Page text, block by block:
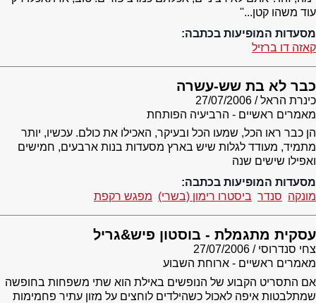
עוד משהו קטן...''
מסעדות המופיעות בכתבה:
קאזה דו ברזיל
כבר לא בת שש-עשרה
כינרת הראל
27/07/2006
מאמרים ראשיים - הרביעיה הפותחת
הן כבר ראו הכל, שמעו הכל ובעיקר, האכילו את כולם. עכשיו, יותר
מתמיד, מעודד לגלות שיש בארץ מסעדות בנות ארבעים, חמישים
ואפילו שישים שנה
מסעדות המופיעות בכתבה:
מונקה סנדר ביסטרו רימון (בשרי) מפגש רקפת
עסקית מתגמלת - בוסטון פיש&גריל
צחי סנדרוסי
27/07/2006
מאמרים ראשיים - ארוחת השבוע
אם התסריט הקבוע של הנופשים באילת הוא שתי משפחות בחופשה
שמתלבטות איפה לאכול כשהילדים לוחצים על מזון עתיר פחמימות